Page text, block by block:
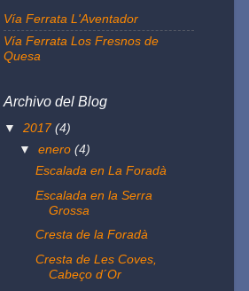
Vía Ferrata L'Aventador
Vía Ferrata Los Fresnos de
Quesa
Archivo del Blog
▼ 2017(4)
▼enero(4)
Escalada en La Foradà
Escalada en la Serra
Grossa
Cresta de la Foradà
Cresta de Les Coves,
Cabeço d´Or